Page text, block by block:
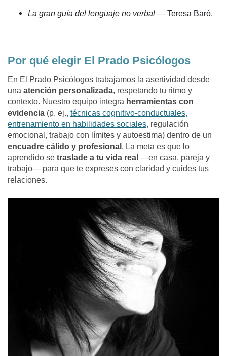
La gran guía del lenguaje no verbal — Teresa Baró.
Por qué elegir El Prado Psicólogos
En El Prado Psicólogos trabajamos la asertividad desde
una atención personalizada, respetando tu ritmo y
contexto. Nuestro equipo integra herramientas con
evidencia (p. ej., técnicas cognitivo-conductuales,
entrenamiento en habilidades sociales, regulación
emocional, trabajo con límites y autoestima) dentro de un
encuadre cálido y profesional . La meta es que lo
aprendido se traslade a tu vida real —en casa, pareja y
trabajo— para que te expreses con claridad y cuides tus
relaciones.